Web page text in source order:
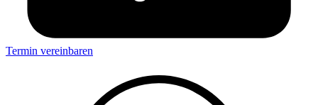
Termin vereinbaren